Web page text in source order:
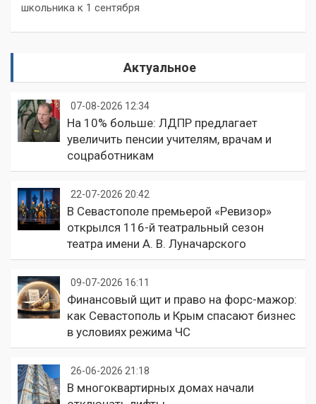
школьника к 1 сентября
Актуальное
07-08-2026 12:34
На 10% больше: ЛДПР предлагает
увеличить пенсии учителям, врачам и
соцработникам
22-07-2026 20:42
В Севастополе премьерой «Ревизор»
открылся 116-й театральный сезон
театра имени А. В. Луначарского
09-07-2026 16:11
Финансовый щит и право на форс-мажор:
как Севастополь и Крым спасают бизнес
в условиях режима ЧС
26-06-2026 21:18
В многоквартирных домах начали